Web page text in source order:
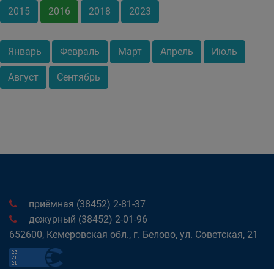
2015 2016 2018 2023
Январь Февраль Март Апрель Июль
Август Сентябрь
приёмная (38452) 2-81-37
дежурный (38452) 2-01-96
652600, Кемеровская обл., г. Белово, ул. Советская, 21